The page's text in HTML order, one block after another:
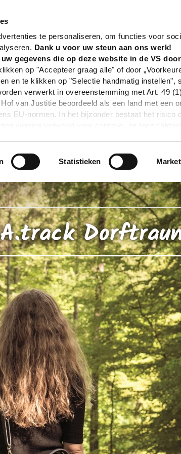
te personaliseren, om functies voor
Dank u voor uw steun aan ons werk!
gegevens die op deze website in de VS
op "Accepteer graag alle" of door
en te klikken op "Selectie handmatig instellen",
verwerkt in overeenstemming met Art. 49
van Justitie beoordeeld als een land met een
EU-normen. In het bijzonder bestaat het risico
zie onze privacyverklaring.
informatie:
|Impressum
Statistieken